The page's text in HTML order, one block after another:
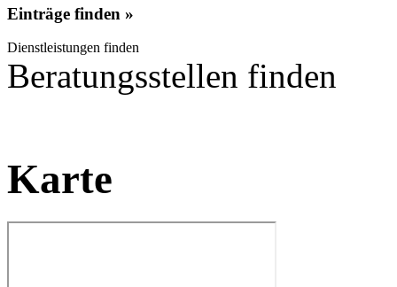
Einträge finden »
Dienstleistungen finden
Beratungsstellen finden
Karte